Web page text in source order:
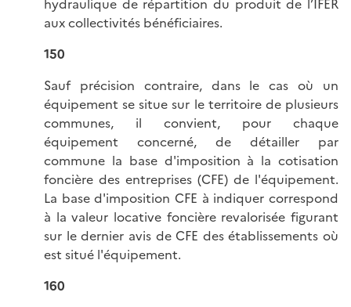
hydraulique de répartition du produit de l’IFER
aux collectivités bénéficiaires.
150
Sauf précision contraire, dans le cas où un
équipement se situe sur le territoire de plusieurs
communes, il convient, pour chaque
équipement concerné, de détailler par
commune la base d'imposition à la cotisation
foncière des entreprises (CFE) de l'équipement.
La base d'imposition CFE à indiquer correspond
à la valeur locative foncière revalorisée figurant
sur le dernier avis de CFE des établissements où
est situé l'équipement.
160